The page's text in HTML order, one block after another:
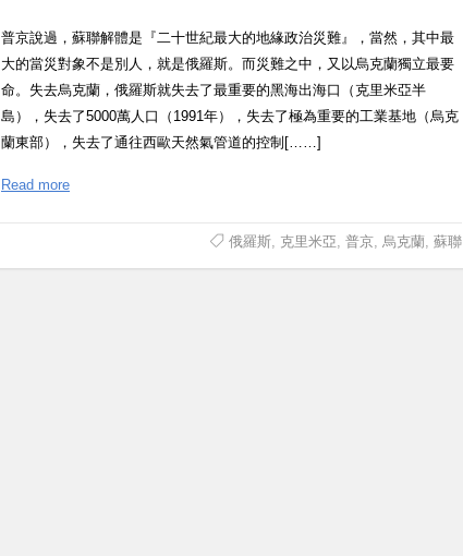
普京說過，蘇聯解體是『二十世紀最大的地緣政治災難』，當然，其中最
大的當災對象不是別人，就是俄羅斯。而災難之中，又以烏克蘭獨立最要
命。失去烏克蘭，俄羅斯就失去了最重要的黑海出海口（克里米亞半
島），失去了5000萬人口（1991年），失去了極為重要的工業基地（烏克
蘭東部），失去了通往西歐天然氣管道的控制[……]
Read more
俄羅斯, 克里米亞, 普京, 烏克蘭, 蘇聯